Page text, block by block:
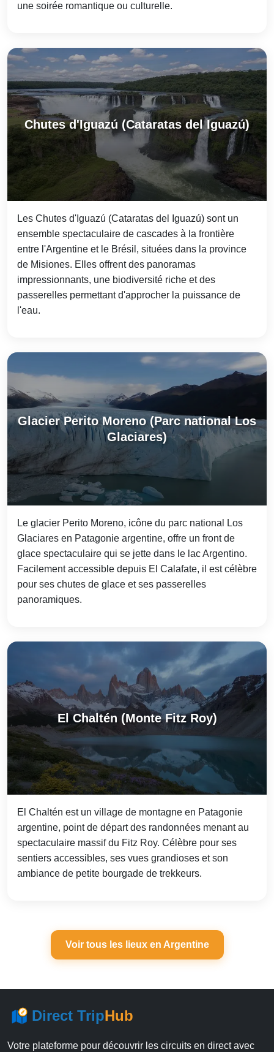
une soirée romantique ou culturelle.
Chutes d'Iguazú (Cataratas del Iguazú)
Les Chutes d'Iguazú (Cataratas del Iguazú) sont un
ensemble spectaculaire de cascades à la frontière
entre l'Argentine et le Brésil, situées dans la province
de Misiones. Elles offrent des panoramas
impressionnants, une biodiversité riche et des
passerelles permettant d'approcher la puissance de
l'eau.
Glacier Perito Moreno (Parc national Los
Glaciares)
Le glacier Perito Moreno, icône du parc national Los
Glaciares en Patagonie argentine, offre un front de
glace spectaculaire qui se jette dans le lac Argentino.
Facilement accessible depuis El Calafate, il est célèbre
pour ses chutes de glace et ses passerelles
panoramiques.
El Chaltén (Monte Fitz Roy)
El Chaltén est un village de montagne en Patagonie
argentine, point de départ des randonnées menant au
spectaculaire massif du Fitz Roy. Célèbre pour ses
sentiers accessibles, ses vues grandioses et son
ambiance de petite bourgade de trekkeurs.
Voir tous les lieux en Argentine
Direct TripHub
Votre plateforme pour découvrir les circuits en direct avec